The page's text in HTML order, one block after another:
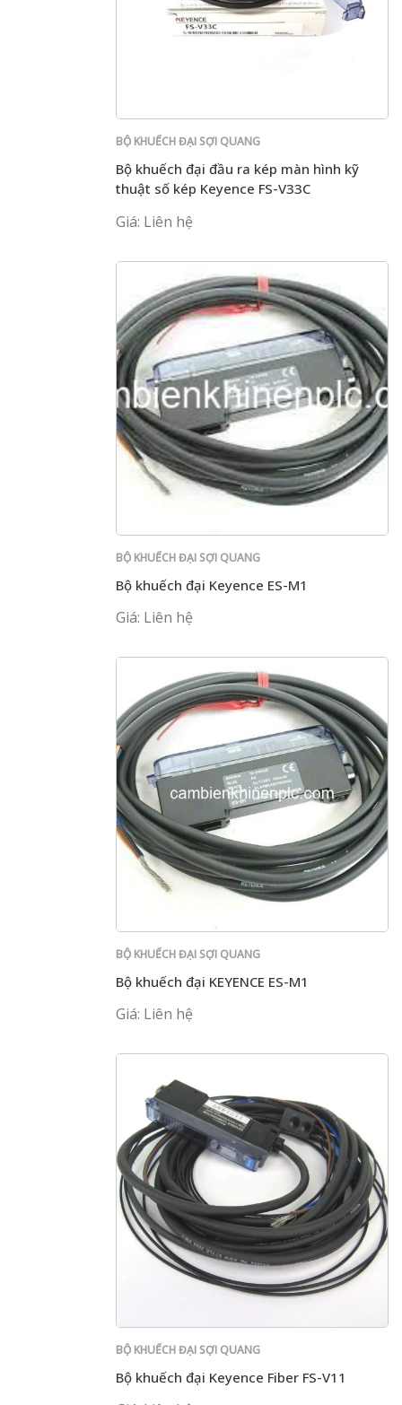
BỘ KHUẾCH ĐẠI SỢI QUANG
Bộ khuếch đại đầu ra kép màn hình kỹ
thuật số kép Keyence FS-V33C
Giá: Liên hệ
BỘ KHUẾCH ĐẠI SỢI QUANG
Bộ khuếch đại Keyence ES-M1
Giá: Liên hệ
BỘ KHUẾCH ĐẠI SỢI QUANG
Bộ khuếch đại KEYENCE ES-M1
Giá: Liên hệ
BỘ KHUẾCH ĐẠI SỢI QUANG
Bộ khuếch đại Keyence Fiber FS-V11